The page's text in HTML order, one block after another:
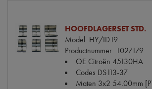
HOOFDLAGERSET STD.
Model HY/ID19
Productnummer 1027179
OE Citroën 45130HA
Codes DS113-37
Maten 3x2 54.00mm